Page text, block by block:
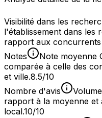
Visibilité dans les
l'établissement dans les
rapport aux
Notes
Note moyenne
comparée à celle des
et ville.8.5/10
Nombre d'avis
rapport à la moyenne
local.10/10